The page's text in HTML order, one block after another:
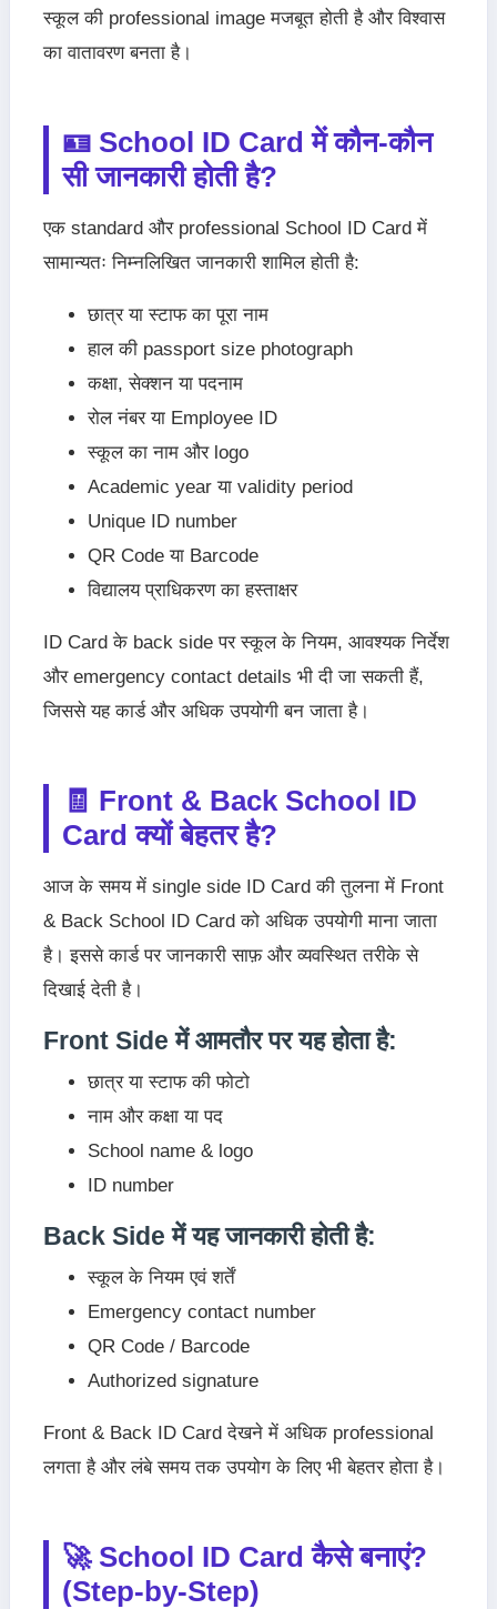
स्कूल की professional image मजबूत होती है और विश्वास
का वातावरण बनता है।
🪪 School ID Card में कौन-कौन
सी जानकारी होती है?
एक standard और professional School ID Card में
सामान्यतः निम्नलिखित जानकारी शामिल होती है:
छात्र या स्टाफ का पूरा नाम
हाल की passport size photograph
कक्षा, सेक्शन या पदनाम
रोल नंबर या Employee ID
स्कूल का नाम और logo
Academic year या validity period
Unique ID number
QR Code या Barcode
विद्यालय प्राधिकरण का हस्ताक्षर
ID Card के back side पर स्कूल के नियम, आवश्यक निर्देश
और emergency contact details भी दी जा सकती हैं,
जिससे यह कार्ड और अधिक उपयोगी बन जाता है।
🧾 Front & Back School ID
Card क्यों बेहतर है?
आज के समय में single side ID Card की तुलना में Front
& Back School ID Card को अधिक उपयोगी माना जाता
है। इससे कार्ड पर जानकारी साफ़ और व्यवस्थित तरीके से
दिखाई देती है।
Front Side में आमतौर पर यह होता है:
छात्र या स्टाफ की फोटो
नाम और कक्षा या पद
School name & logo
ID number
Back Side में यह जानकारी होती है:
स्कूल के नियम एवं शर्तें
Emergency contact number
QR Code / Barcode
Authorized signature
Front & Back ID Card देखने में अधिक professional
लगता है और लंबे समय तक उपयोग के लिए भी बेहतर होता है।
🚀 School ID Card कैसे बनाएं?
(Step-by-Step)